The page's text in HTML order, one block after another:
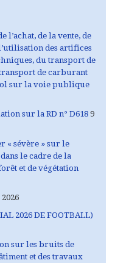
l’achat, de la vente, de
des artifices
du transport de
de carburant
sur la voie publique
sur la RD n° D618 9
« sévère » sur le
le cadre de la
et de végétation
2026 DE FOOTBALL)
sur les bruits de
et des travaux